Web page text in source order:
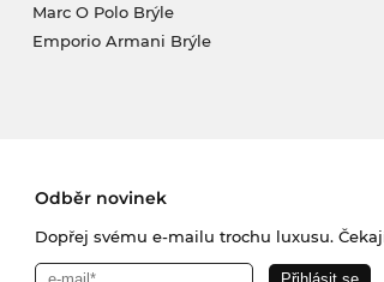
Marc O Polo Brýle
Emporio Armani Brýle
Odběr novinek
Dopřej svému e-mailu trochu luxusu.